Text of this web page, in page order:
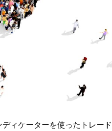
ィケーターを使ったトレード